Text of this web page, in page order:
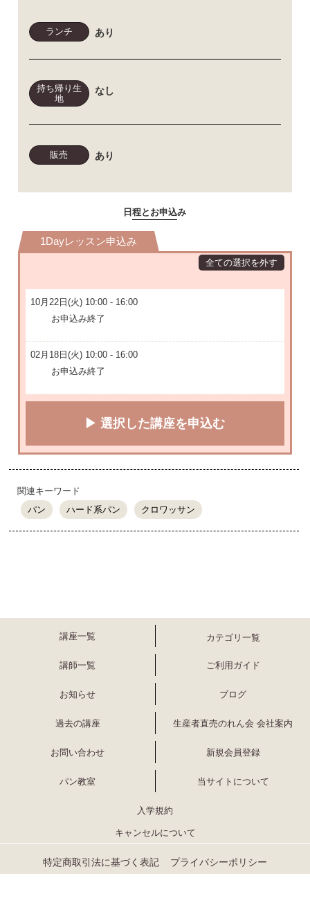
ランチ あり
持ち帰り生
地
なし
販売 あり
日程とお申込み
1Dayレッスン申込み
全ての選択を外す
10月22日(火) 10:00 - 16:00
お申込み終了
02月18日(火) 10:00 - 16:00
お申込み終了
▶ 選択した講座を申込む
関連キーワード
パン
ハード系パン クロワッサン
講座一覧 カテゴリ一覧
講師一覧 ご利用ガイド
お知らせ ブログ
過去の講座 生産者直売のれん会 会社案内
お問い合わせ 新規会員登録
パン教室 当サイトについて
入学規約
キャンセルについて
特定商取引法に基づく表記 プライバシーポリシー